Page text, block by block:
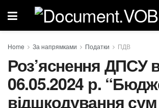
Home За напрямками Податки ПДВ
Роз’яснення ДПСУ
06.05.2024 р.
відшкодування сум